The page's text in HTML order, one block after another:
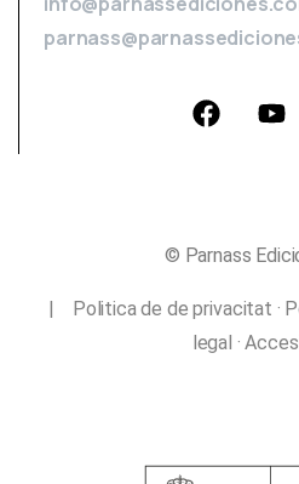
© Parnass
| Politica de de privacitat ·
legal ·